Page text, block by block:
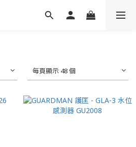
每頁顯示 48 個